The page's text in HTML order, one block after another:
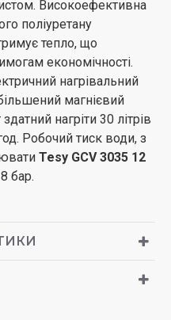
Високоефективна
поліуретану
тепло, що
економічності.
нагрівальний
магнієвий
нагріти 30 літрів
Робочий тиск води, з
Tesy GCV 3035 12
бар.